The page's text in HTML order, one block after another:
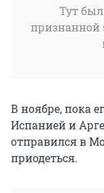
Тут
признанной
В ноябре, пока
Испанией и
отправился в
приодеться.